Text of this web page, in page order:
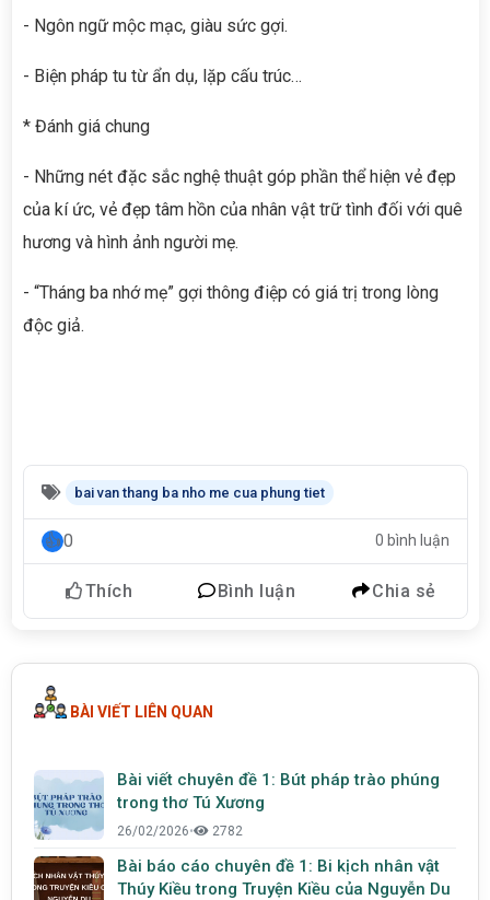
- Ngôn ngữ mộc mạc, giàu sức gợi.
- Biện pháp tu từ ẩn dụ, lặp cấu trúc…
* Đánh giá chung
- Những nét đặc sắc nghệ thuật góp phần thể hiện vẻ đẹp
của kí ức, vẻ đẹp tâm hồn của nhân vật trữ tình đối với quê
hương và hình ảnh người mẹ.
- “Tháng ba nhớ mẹ” gợi thông điệp có giá trị trong lòng
độc giả.
bai van thang ba nho me cua phung tiet
0 0 bình luận
Thích Bình luận Chia sẻ
BÀI VIẾT LIÊN QUAN
Bài viết chuyên đề 1: Bút pháp trào phúng
trong thơ Tú Xương
26/02/2026• 2782
Bài báo cáo chuyên đề 1: Bi kịch nhân vật
Thúy Kiều trong Truyện Kiều của Nguyễn Du